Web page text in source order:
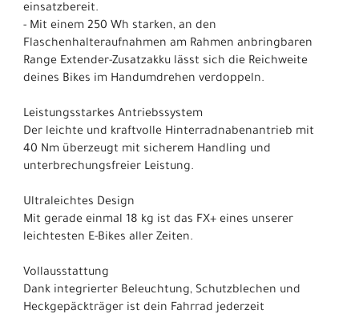
einsatzbereit.
- Mit einem 250 Wh starken, an den
Flaschenhalteraufnahmen am Rahmen anbringbaren
Range Extender-Zusatzakku lässt sich die Reichweite
deines Bikes im Handumdrehen verdoppeln.
Leistungsstarkes Antriebssystem
Der leichte und kraftvolle Hinterradnabenantrieb mit
40 Nm überzeugt mit sicherem Handling und
unterbrechungsfreier Leistung.
Ultraleichtes Design
Mit gerade einmal 18 kg ist das FX+ eines unserer
leichtesten E-Bikes aller Zeiten.
Vollausstattung
Dank integrierter Beleuchtung, Schutzblechen und
Heckgepäckträger ist dein Fahrrad jederzeit